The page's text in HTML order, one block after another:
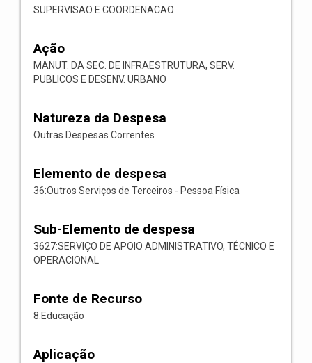
SUPERVISAO E COORDENACAO
Ação
MANUT. DA SEC. DE INFRAESTRUTURA, SERV.
PUBLICOS E DESENV. URBANO
Natureza da Despesa
Outras Despesas Correntes
Elemento de despesa
36:Outros Serviços de Terceiros - Pessoa Física
Sub-Elemento de despesa
3627:SERVIÇO DE APOIO ADMINISTRATIVO, TÉCNICO E
OPERACIONAL
Fonte de Recurso
8:Educação
Aplicação